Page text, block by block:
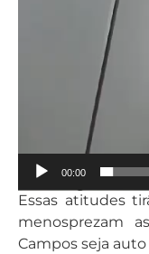
00:00
Essas atitudes
menosprezam
Campos seja